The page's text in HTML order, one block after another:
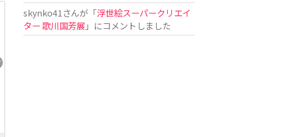
skynko41 さんが「浮世絵スーパークリエイ
ター 歌川国芳展 」にコメントしました